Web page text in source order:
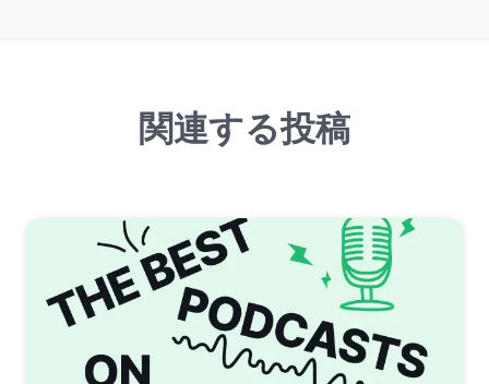
関連する投稿